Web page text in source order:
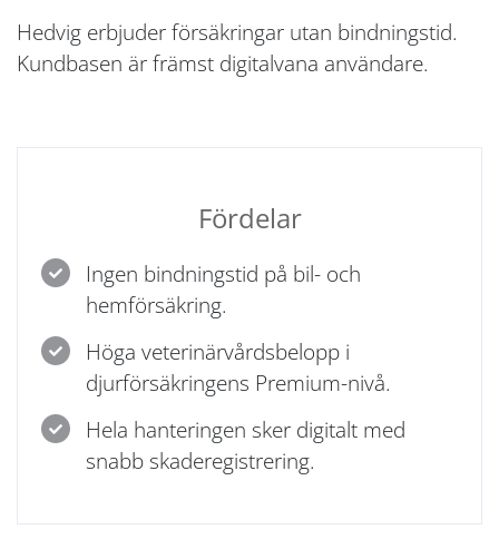
Hedvig erbjuder försäkringar utan bindningstid.
Kundbasen är främst digitalvana användare.
Fördelar
Ingen bindningstid på bil- och
hemförsäkring.
Höga veterinärvårdsbelopp i
djurförsäkringens Premium-nivå.
Hela hanteringen sker digitalt med
snabb skaderegistrering.